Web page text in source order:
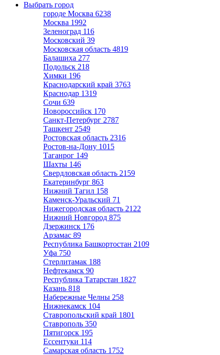
Выбрать город
городе Москва 6238
Москва 1992
Зеленоград 116
Московский 39
Московская область 4819
Балашиха 277
Подольск 218
Химки 196
Краснодарский край 3763
Краснодар 1319
Сочи 639
Новороссийск 170
Санкт-Петербург 2787
Ташкент 2549
Ростовская область 2316
Ростов-на-Дону 1015
Таганрог 149
Шахты 146
Свердловская область 2159
Екатеринбург 863
Нижний Тагил 158
Каменск-Уральский 71
Нижегородская область 2122
Нижний Новгород 875
Дзержинск 176
Арзамас 89
Республика Башкортостан 2109
Уфа 750
Стерлитамак 188
Нефтекамск 90
Республика Татарстан 1827
Казань 818
Набережные Челны 258
Нижнекамск 104
Ставропольский край 1801
Ставрополь 350
Пятигорск 195
Ессентуки 114
Самарская область 1752